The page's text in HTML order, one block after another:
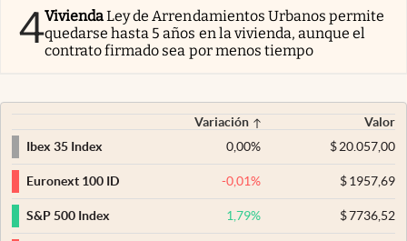
4ViviendaLey de Arrendamientos Urbanos permite
quedarse hasta 5 años en la vivienda, aunque el
contrato firmado sea por menos tiempo
Variación
Valor
Ibex 35 Index
0,00% $20.057,00
Euronext 100 ID -0,01% $1957,69
S&P 500 Index 1,79% $7736,52